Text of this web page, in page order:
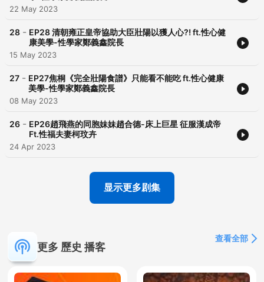
22 May 2023
28 - EP28 清朝雍正皇帝協助大臣壯陽以獲人心?! ft.性心健
康美學-性學家鄭義鑫院長
15 May 2023
27 - EP27焦桐《完全壯陽食譜》只能看不能吃 ft.性心健康
美學-性學家鄭義鑫院長
08 May 2023
26 - EP26趙飛燕的同胞妹妹趙合德-床上巨星 征服漢成帝
Ft.性福夫妻柯玟卉
24 Apr 2023
显示更多剧集
更多 歷史 播客
查看全部